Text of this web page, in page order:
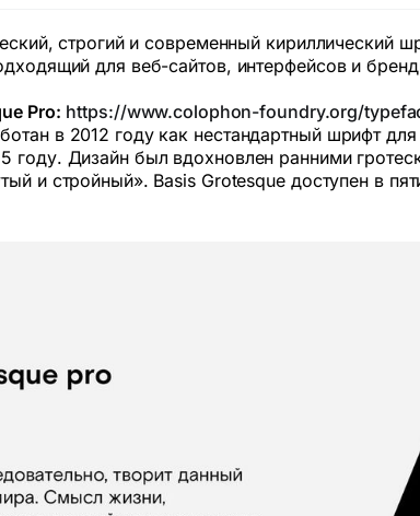
строгий и современный
для веб-сайтов, интерфейсов и
Pro: https://www.colophon-foundry.org/
в 2012 году как нестандартный шрифт
году. Дизайн был вдохновлен ранними
и стройный». Basis Grotesque доступен в